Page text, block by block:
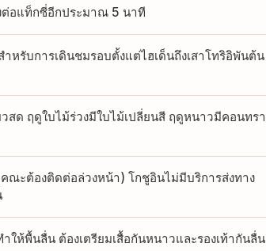
อแท็กซี่อีกประมาณ 5 นาที
หรับการเดินชมรอบตั้งแต่ไฮเด็นถึงเสาโทริอิพันต้น
สด ฤดูใบไม้ร่วงมีใบไม้เปลี่ยนสี ฤดูหนาวมีคอนทรา
ะต้องติดต่อล่วงหน้า) โกชูอินไม่มีบริการส่งทาง
ให้พื้นลื่น ต้องเตรียมเสื้อกันหนาวและรองเท้ากันลื่น